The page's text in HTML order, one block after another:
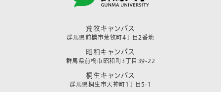
荒牧キャンパス
群馬県前橋市荒牧町4丁目2番地
昭和キャンパス
群馬県前橋市昭和町3丁目39-22
桐生キャンパス
群馬県桐生市天神町1丁目5-1